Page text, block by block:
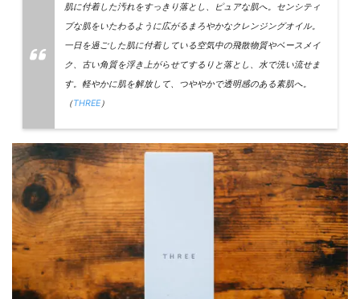
肌に付着した汚れをすっきり落とし、ピュアな肌へ。センシティ
ブな肌をいたわるように広がるまろやかなクレンジングオイル。
一日を過ごした肌に付着している空気中の飛散物質やベースメイ
ク、古い角質を浮き上がらせてするりと落とし、水で洗い流せま
す。軽やかに肌を解放して、つややかで透明感のある素肌へ。
（THREE）